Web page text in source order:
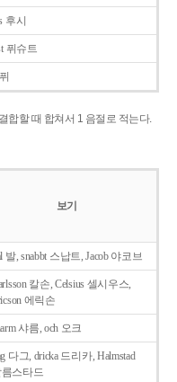
후시
퓌슈트
합할 때 합쳐서 1 음절로 적는다.
보기
발, snabbt 스납트, Jacob 야코브
칼손, Celsius 셀시우스,
에릭손
샤름, och 오크
다그, dricka 드리카, Halmstad
름스타드